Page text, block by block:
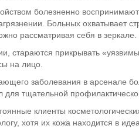
болезненно
Больных охватывает
рассматривая себя в зеркале.
стараются прикрывать
на лицо.
заболевания в арсенале
тщательной
клиенты
хотя их кожа находится в